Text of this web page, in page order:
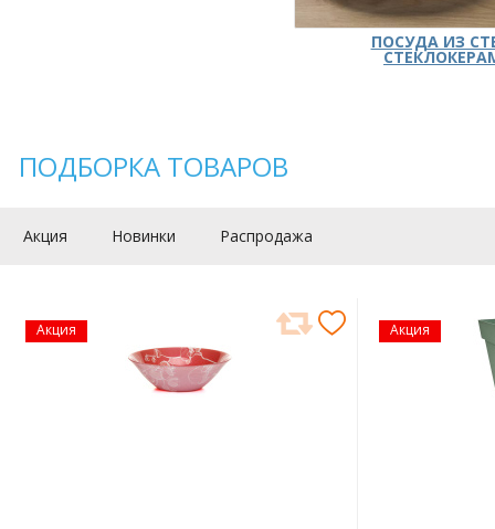
ПОСУДА ИЗ
ПОДБОРКА ТОВАРОВ
Акция Новинки Распродажа
Акция Акция